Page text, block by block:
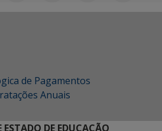
de Pagamentos
Anuais
ESTADO DE EDUCAÇÃO